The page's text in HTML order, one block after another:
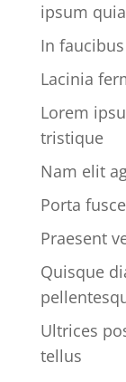
ipsum quia
In
Lacinia
Lorem
tristique
Nam elit
Porta
Praesent
Quisque
Ultrices
tellus